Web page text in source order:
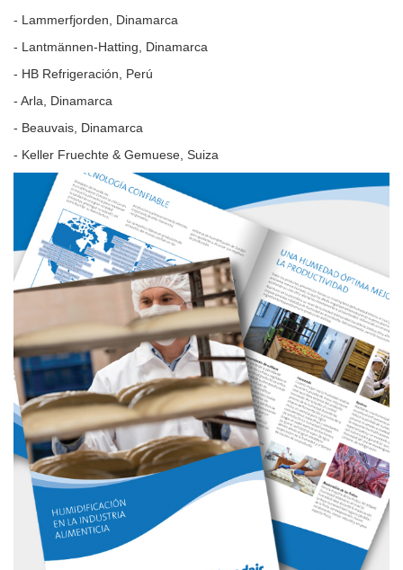
- Lammerfjorden, Dinamarca
- Lantmännen-Hatting, Dinamarca
- HB Refrigeración, Perú
- Arla, Dinamarca
- Beauvais, Dinamarca
- Keller Fruechte & Gemuese, Suiza